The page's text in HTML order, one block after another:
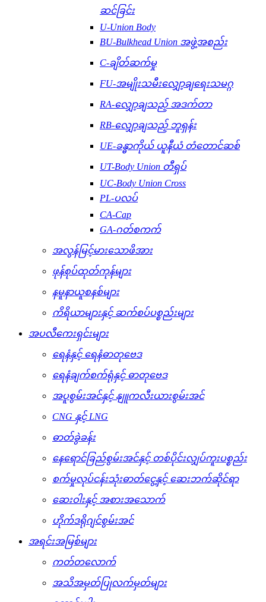
ဆင်ခြင်း
U-Union Body
BU-Bulkhead Union အဖွဲ့အစည်း
C-ချိတ်ဆက်မှု
FU-အမျိုးသမီးလျှော့ချရေးသမဂ္ဂ
RA-လျှော့ချသည့် အဒက်တာ
RB-လျှော့ချသည့် ဘူရှန်း
UE-ခန္ဓာကိုယ် ယူနီယံ တံတောင်ဆစ်
UT-Body Union တီရှပ်
UC-Body Union Cross
PL-ပလပ်
CA-Cap
GA-ဂတ်စကက်
အလွန်မြင့်မားသောဖိအား
ဖုန်စုပ်ထုတ်ကုန်များ
နမူနာယူစနစ်များ
ကိရိယာများနှင့် ဆက်စပ်ပစ္စည်းများ
အပလီကေးရှင်းများ
ရေနံနှင့် ရေနံဓာတုဗေဒ
ရေနံချက်စက်ရုံနှင့် ဓာတုဗေဒ
အပူစွမ်းအင်နှင့် နျူကလီးယားစွမ်းအင်
CNG နှင့် LNG
ဓာတ်ခွဲခန်း
နေရောင်ခြည်စွမ်းအင်နှင့် တစ်ပိုင်းလျှပ်ကူးပစ္စည်း
စက်မှုလုပ်ငန်းသုံးဓာတ်ငွေ့နှင့် ဆေးဘက်ဆိုင်ရာ
ဆေးဝါးနှင့် အစားအသောက်
ဟိုက်ဒရိုဂျင်စွမ်းအင်
အရင်းအမြစ်များ
ကတ်တလောက်
အသိအမှတ်ပြုလက်မှတ်များ